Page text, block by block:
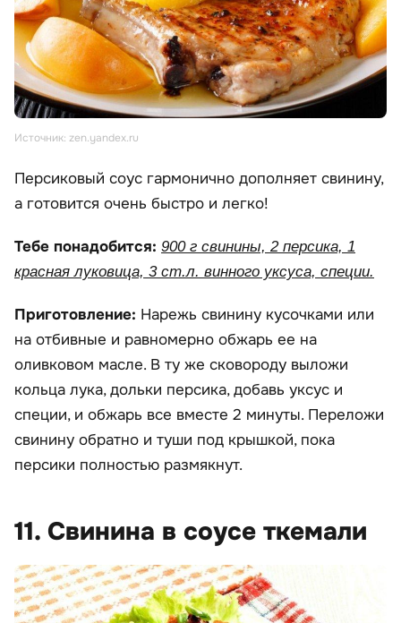
Источник: zen.yandex.ru
Персиковый соус гармонично дополняет свинину,
а готовится очень быстро и легко!
Тебе понадобится: 900 г свинины, 2 персика, 1
красная луковица, 3 ст.л. винного уксуса, специи.
Приготовление: Нарежь свинину кусочками или
на отбивные и равномерно обжарь ее на
оливковом масле. В ту же сковороду выложи
кольца лука, дольки персика, добавь уксус и
специи, и обжарь все вместе 2 минуты. Переложи
свинину обратно и туши под крышкой, пока
персики полностью размякнут.
11. Свинина в соусе ткемали